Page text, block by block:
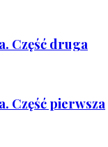
Część druga
Część pierwsza